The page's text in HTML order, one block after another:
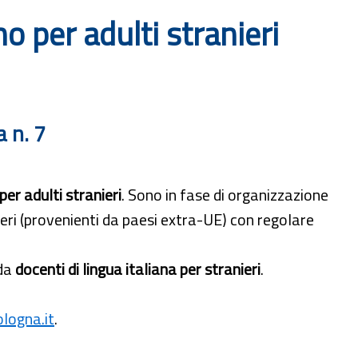
per adulti stranieri
n. 7
adulti stranieri. Sono in fase di organizzazione
(provenienti da paesi extra-UE) con regolare
docenti di lingua italiana per stranieri.
.